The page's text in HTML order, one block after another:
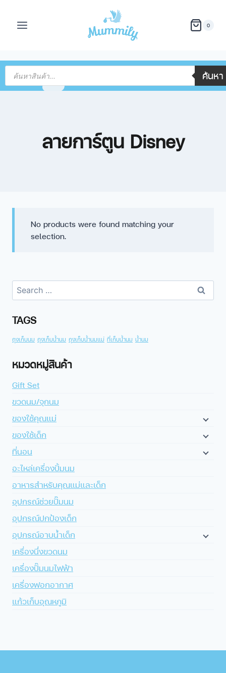
0
ค้นหา
ลายการ์ตูน Disney
No products were found matching your
selection.
TAGS
ถุงเก็บนม ถุงเก็บน้ำนม ถุงเก็บน้ำนมแม่ ที่เก็บน้ำนม น้ำนม
หมวดหมู่สินค้า
Gift Set
ขวดนม/จุกนม
ของใช้คุณแม่
ของใช้เด็ก
ที่นอน
อะไหล่เครื่องปั้มนม
อาหารสำหรับคุณแม่และเด็ก
อุปกรณ์ช่วยปั๊มนม
อุปกรณ์ปกป้องเด็ก
อุปกรณ์อาบน้ำเด็ก
เครื่องนึ่งขวดนม
เครื่องปั๊มนมไฟฟ้า
เครื่องฟอกอากาศ
แก้วเก็บอุณหภูมิ